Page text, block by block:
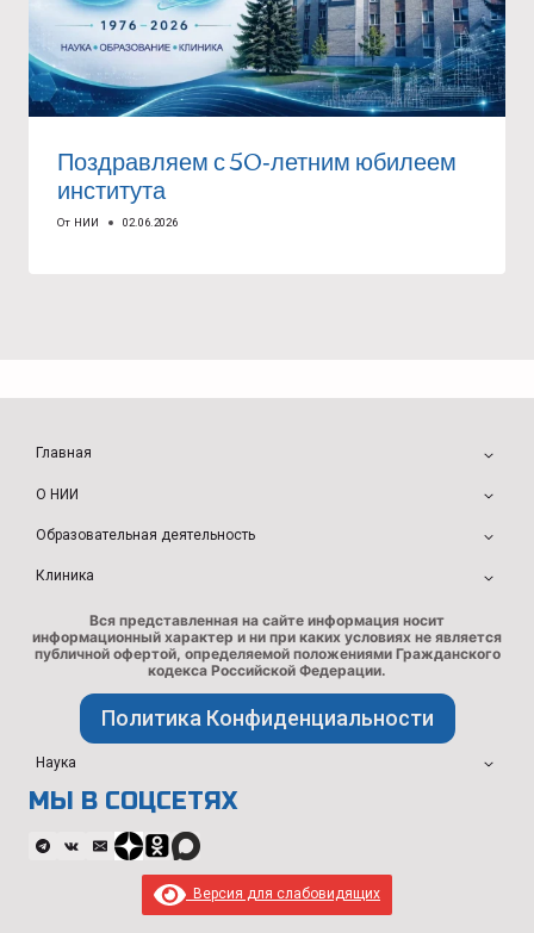
Поздравляем с 50‑летним юбилеем
института
От НИИ 02.06.2026
Главная
О НИИ
Образовательная деятельность
Клиника
Вся представленная на сайте информация носит
информационный характер и ни при каких условиях не является
публичной офертой, определяемой положениями Гражданского
кодекса Российской Федерации.
Политика Конфиденциальности
Наука
МЫ В СОЦСЕТЯХ
Версия для слабовидящих